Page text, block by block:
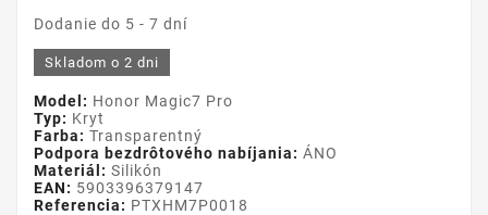
Dodanie do 5 - 7 dní
Skladom o 2 dni
Model: Honor Magic7 Pro
Typ: Kryt
Farba: Transparentný
Podpora bezdrôtového nabíjania: ÁNO
Materiál: Silikón
EAN: 5903396379147
Referencia: PTXHM7P0018